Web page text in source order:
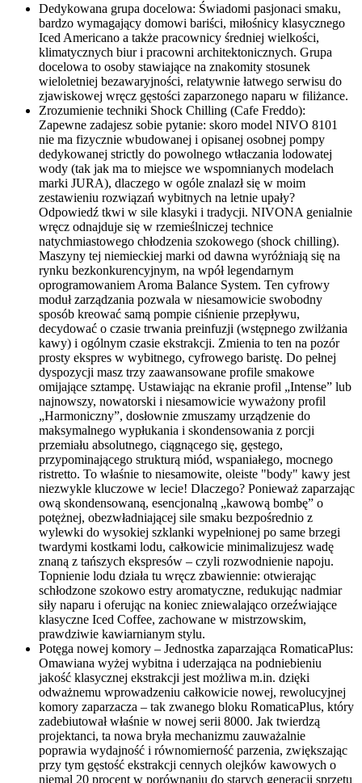
Dedykowana grupa docelowa: Świadomi pasjonaci smaku,
bardzo wymagający domowi bariści, miłośnicy klasycznego
Iced Americano a także pracownicy średniej wielkości,
klimatycznych biur i pracowni architektonicznych. Grupa
docelowa to osoby stawiające na znakomity stosunek
wieloletniej bezawaryjności, relatywnie łatwego serwisu do
zjawiskowej wręcz gęstości zaparzonego naparu w filiżance.
Zrozumienie techniki Shock Chilling (Cafe Freddo):
Zapewne zadajesz sobie pytanie: skoro model NIVO 8101
nie ma fizycznie wbudowanej i opisanej osobnej pompy
dedykowanej strictly do powolnego wtłaczania lodowatej
wody (tak jak ma to miejsce we wspomnianych modelach
marki JURA), dlaczego w ogóle znalazł się w moim
zestawieniu rozwiązań wybitnych na letnie upały?
Odpowiedź tkwi w sile klasyki i tradycji. NIVONA genialnie
wręcz odnajduje się w rzemieślniczej technice
natychmiastowego chłodzenia szokowego (shock chilling).
Maszyny tej niemieckiej marki od dawna wyróżniają się na
rynku bezkonkurencyjnym, na wpół legendarnym
oprogramowaniem Aroma Balance System. Ten cyfrowy
moduł zarządzania pozwala w niesamowicie swobodny
sposób kreować samą pompie ciśnienie przepływu,
decydować o czasie trwania preinfuzji (wstępnego zwilżania
kawy) i ogólnym czasie ekstrakcji. Zmienia to ten na pozór
prosty ekspres w wybitnego, cyfrowego baristę. Do pełnej
dyspozycji masz trzy zaawansowane profile smakowe
omijające sztampę. Ustawiając na ekranie profil „Intense” lub
najnowszy, nowatorski i niesamowicie wyważony profil
„Harmoniczny”, dosłownie zmuszamy urządzenie do
maksymalnego wypłukania i skondensowania z porcji
przemiału absolutnego, ciągnącego się, gęstego,
przypominającego strukturą miód, wspaniałego, mocnego
ristretto. To właśnie to niesamowite, oleiste "body" kawy jest
niezwykle kluczowe w lecie! Dlaczego? Ponieważ zaparzając
ową skondensowaną, esencjonalną „kawową bombę” o
potężnej, obezwładniającej sile smaku bezpośrednio z
wylewki do wysokiej szklanki wypełnionej po same brzegi
twardymi kostkami lodu, całkowicie minimalizujesz wadę
znaną z tańszych ekspresów – czyli rozwodnienie napoju.
Topnienie lodu działa tu wręcz zbawiennie: otwierając
schłodzone szokowo estry aromatyczne, redukując nadmiar
siły naparu i oferując na koniec zniewalająco orzeźwiające
klasyczne Iced Coffee, zachowane w mistrzowskim,
prawdziwie kawiarnianym stylu.
Potęga nowej komory – Jednostka zaparzająca RomaticaPlus:
Omawiana wyżej wybitna i uderzająca na podniebieniu
jakość klasycznej ekstrakcji jest możliwa m.in. dzięki
odważnemu wprowadzeniu całkowicie nowej, rewolucyjnej
komory zaparzacza – tak zwanego bloku RomaticaPlus, który
zadebiutował właśnie w nowej serii 8000. Jak twierdzą
projektanci, ta nowa bryła mechanizmu zauważalnie
poprawia wydajność i równomierność parzenia, zwiększając
przy tym gęstość ekstrakcji cennych olejków kawowych o
niemal 20 procent w porównaniu do starych generacji sprzętu